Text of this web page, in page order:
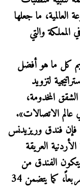
العالمية، ما جعلها
والتي
كل ما هو أفضل
لتزويد
المخدومة،
عالم الاتصالات».
فإن فندق وريزيدنس
العريقة
الفندق من
228 غرفة، تبلغ مساحة أصغرها 60 متراً مربعاً، كما يتضمن 34